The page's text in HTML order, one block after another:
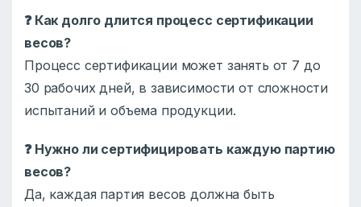
❓Как долго длится процесс сертификации
весов?
Процесс сертификации может занять от 7 до
30 рабочих дней, в зависимости от сложности
испытаний и объема продукции.
❓Нужно ли сертифицировать каждую партию
весов?
Да, каждая партия весов должна быть